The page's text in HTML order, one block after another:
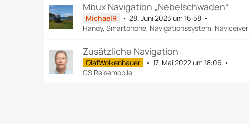
Mbux Navigation „Nebelschwaden“
MichaelR
28. Juni 2023 um 16:58
Handy, Smartphone, Navigationssystem, Naviceiver
Zusätzliche Navigation
OlafWolkenhauer
17. Mai 2022 um 18:06
CS Reisemobile